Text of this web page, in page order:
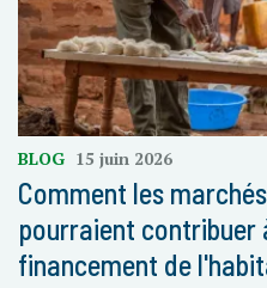
BLOG 15 juin 2026
Comment les
pourraient contribuer
financement de